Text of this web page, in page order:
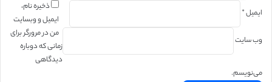
ایمیل*
وب‌ سایت
ذخیره نام،
ایمیل و وبسایت
من در مرورگر برای
زمانی که دوباره
دیدگاهی
می‌نویسم.